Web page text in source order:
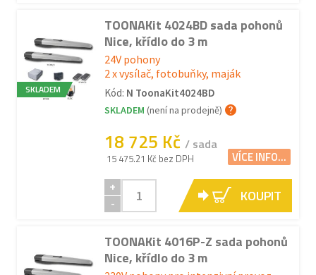
SKLADEM
TOONAKit 4024BD sada pohonů
Nice, křídlo do 3 m
24V pohony
2 x vysílač, fotobuňky, maják
Kód: N ToonaKit4024BD
SKLADEM (není na prodejně)
18 725 Kč / sada
15 475.21 Kč bez DPH VÍCE INFO...
+
-
KOUPIT
TOONAKit 4016P-Z sada pohonů
Nice, křídlo do 3 m